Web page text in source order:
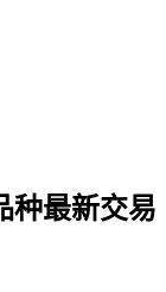
种最新交易